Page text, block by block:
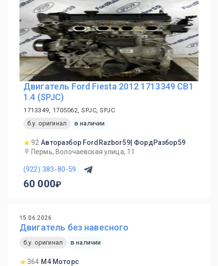
Двигатель Ford Fiesta 2012 1713349 CB1
1.4 (SPJC)
1713349, 1705062, SPJC, SPJC
б.у. оригинал
в наличии
92 Авторазбор FordRazbor59| ФордРазбор59
Пермь, Волочаевская улица, 11
(922) 383-80-59
60 000
15.06.2026
Двигатель без навесного
б.у. оригинал в наличии
364 М4 Моторс